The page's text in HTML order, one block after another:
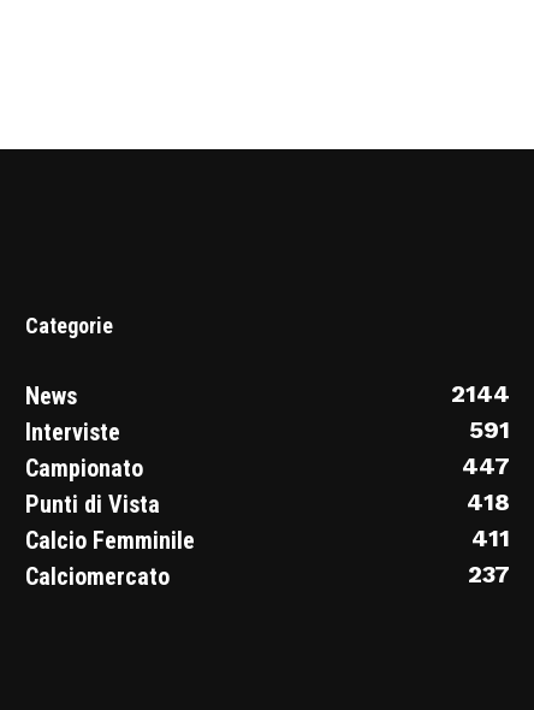
Categorie
News
2144
Interviste
591
Campionato
447
Punti di Vista
418
Calcio Femminile
411
Calciomercato
237